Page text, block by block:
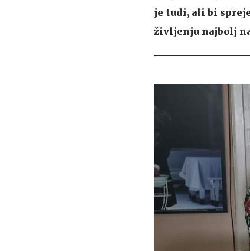
je tudi, ali bi
življenju najbolj